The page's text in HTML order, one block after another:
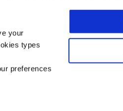
your
types
preferences